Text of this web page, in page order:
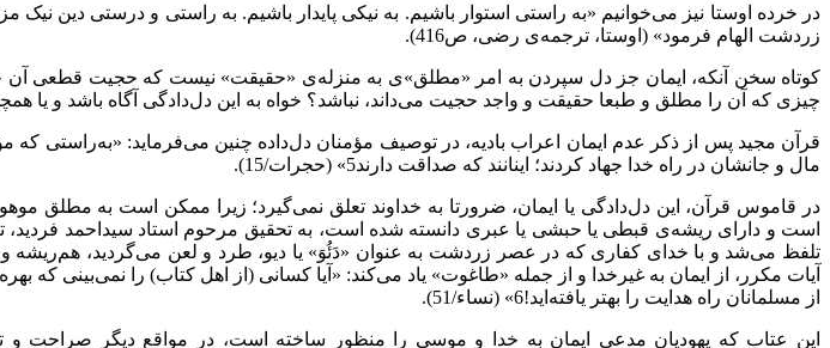
در خرده اوستا نیز می‌خوانیم «به راستی استوار باشیم. به نیکی پایدار باشیم. به راستی و درستی دین نیک
زردشت الهام فرمود» (اوستا، ترجمه‌ی رضی، ص416).
کوتاه سخن آنکه، ایمان جز دل سپردن به امر «مطلق»ی به منزله‌ی «حقیقت» نیست که حجیت قطعی آن
چیزی که آن را مطلق و طبعا حقیقت و واجد حجیت می‌داند، نباشد؟ خواه به این دل‌دادگی آگاه باشد و یا
قرآن مجید پس از ذکر عدم ایمان اعراب بادیه، در توصیف مؤمنان دل‌داده چنین می‌فرماید: «به‌راستی که
مال و جانشان در راه خدا جهاد کردند؛ اینانند که صداقت دارند5» (حجرات/15).
در قاموس قرآن، این دل‌دادگی یا ایمان، ضرورتا به خداوند تعلق نمی‌گیرد؛ زیرا ممکن است به مطلق
است و دارای ریشه‌ی قبطی یا حبشی یا عبری دانسته شده است، به تحقیق مرحوم استاد سیداحمد
تلفظ می‌شد و با خدای کفاری که در عصر زردشت به عنوان «دَئُوَ» یا دیو، طرد و لعن می‌گردید،
آیات مکرر، از ایمان به غیرخدا و از جمله «طاغوت» یاد می‌کند: «آیا کسانی (از اهل کتاب) را نمی‌بینی که
از مسلمانان راه هدایت را بهتر یافته‌اید!6» (نساء/51).
این عتاب که یهودیان مدعی ایمان به خدا و موسی را منظور ساخته است، در مواقع دیگر صراحت